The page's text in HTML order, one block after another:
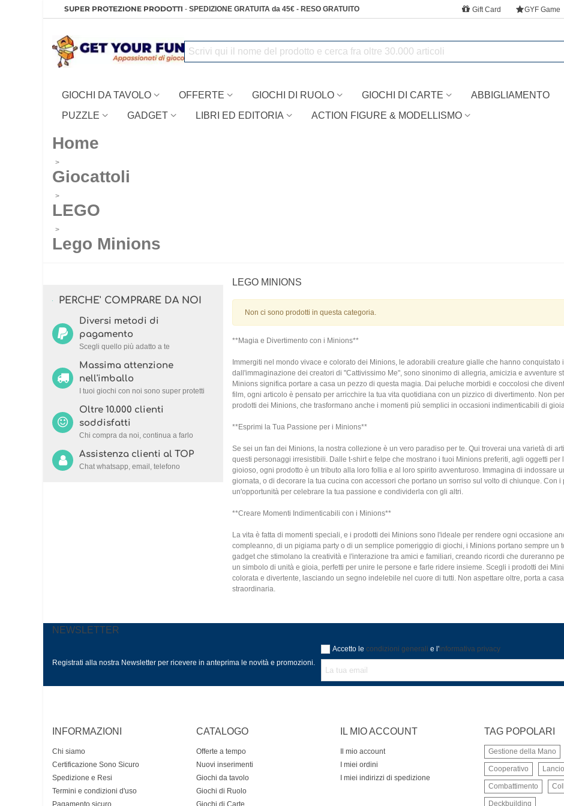
SUPER PROTEZIONE PRODOTTI - SPEDIZIONE GRATUITA da 45€ - RESO GRATUITO Gift Card GYF Game
GIOCHI DA TAVOLO OFFERTE GIOCHI DI RUOLO GIOCHI DI CARTE ABBIGLIAMENTO
PUZZLE
GADGET LIBRI ED EDITORIA ACTION FIGURE & MODELLISMO
Home
>
Giocattoli
>
LEGO
>
Lego Minions
PERCHE' COMPRARE DA NOI
Diversi metodi di
pagamento
Scegli quello più adatto a te
Massima attenzione
nell'imballo
I tuoi giochi con noi sono super protetti
Oltre 10.000 clienti
soddisfatti
Chi compra da noi, continua a farlo
Assistenza clienti al TOP
Chat whatsapp, email, telefono
LEGO MINIONS
Non ci sono prodotti in questa categoria.
**Magia e Divertimento con i Minions**
Immergiti nel mondo vivace e colorato dei Minions, le adorabili creature gialle che hanno
dall'immaginazione dei creatori di "Cattivissimo Me", sono sinonimo di allegria, amicizia e avventure
Minions significa portare a casa un pezzo di questa magia. Dai peluche morbidi e coccolosi che
film, ogni articolo è pensato per arricchire la tua vita quotidiana con un pizzico di divertimento. Non
prodotti dei Minions, che trasformano anche i momenti più semplici in occasioni indimenticabili di
**Esprimi la Tua Passione per i Minions**
Se sei un fan dei Minions, la nostra collezione è un vero paradiso per te. Qui troverai una varietà di
questi personaggi irresistibili. Dalle t-shirt e felpe che mostrano i tuoi Minions preferiti, agli oggetti
gioioso, ogni prodotto è un tributo alla loro follia e al loro spirito avventuroso. Immagina di indossare
giornata, o di decorare la tua cucina con accessori che portano un sorriso sul volto di chiunque. Con
un'opportunità per celebrare la tua passione e condividerla con gli altri.
**Creare Momenti Indimenticabili con i Minions**
La vita è fatta di momenti speciali, e i prodotti dei Minions sono l'ideale per rendere ogni occasione
compleanno, di un pigiama party o di un semplice pomeriggio di giochi, i Minions portano sempre un
gadget che stimolano la creatività e l'interazione tra amici e familiari, creando ricordi che dureranno
un simbolo di unità e gioia, perfetti per unire le persone e farle ridere insieme. Scegli i prodotti dei
colorata e divertente, lasciando un segno indelebile nel cuore di tutti. Non aspettare oltre, porta a
straordinaria.
NEWSLETTER
Registrati alla nostra Newsletter per ricevere in anteprima le novità e promozioni.
Accetto le condizioni generali e l'informativa privacy
INFORMAZIONI
Chi siamo
Certificazione Sono Sicuro
Spedizione e Resi
Termini e condizioni d'uso
Pagamento sicuro
CATALOGO
Offerte a tempo
Nuovi inserimenti
Giochi da tavolo
Giochi di Ruolo
Giochi di Carte
IL MIO ACCOUNT
Il mio account
I miei ordini
I miei indirizzi di spedizione
TAG POPOLARI
Gestione della Mano
Cooperativo
Combattimento
Deckbuilding